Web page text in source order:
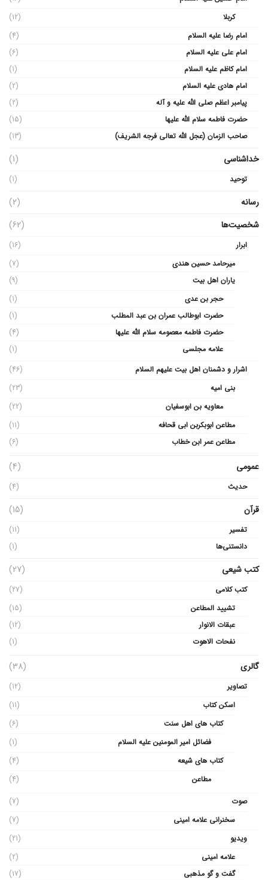
کربلا
(12)
امام رضا علیه السلام
(4)
امام علی علیه السلام
(6)
امام کاظم علیه السلام
(1)
امام هادی علیه السلام
(2)
پیامبر اعظم صلی الله علیه و آله
(2)
حضرت فاطمه سلام الله علیها
(15)
صاحب الزمان (عجل الله تعالی فرجه الشریف)
(13)
خداشناسی (1)
توحید (1)
رسانه
(2)
شخصیت‌ها
(62)
ابرار
(16)
میرحامد حسین هندی
(7)
یاران اهل بیت
(9)
حجر بن عدی
(1)
حضرت ابوطالب عمران بن عبد المطلب
(1)
حضرت فاطمه معصومه سلام الله علیها
(4)
علامه مجلسی
(1)
اشرار و دشمنان اهل بیت علیهم السلام
(46)
بنی امیه
(23)
معاویه بن ابوسفیان
(22)
مطاعن ابوبکربن ابی قحافه
(11)
مطاعن عمر ابن خطاب
(6)
عمومی (4)
حدیث (4)
قرآن (15)
تفسیر
(11)
دانستنی‌ها
(1)
کتب شیعی (27)
کتب کلامی
(27)
تشیید المطاعن
(15)
عبقات الانوار
(12)
نفحات الاهوت
(1)
گالری (38)
تصاویر
(12)
اسکن کتاب
(11)
کتاب های اهل سنت
(6)
فضائل امیر المومنین علیه السلام
(1)
کتاب های شیعه
(4)
مطاعن
(4)
صوت
(7)
سخنرانی علامه امینی
(7)
ویدیو
(21)
علامه امینی
(2)
گفت و گو مذهبی
(17)